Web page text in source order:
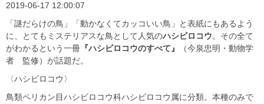
2019-06-17 12:00:07
「謎だらけの鳥」「動かなくてカッコいい鳥」と表紙にもあるよう
に、とてもミステリアスな鳥として人気のハシビロコウ。その全て
がわかるという一冊 『ハシビロコウのすべて』
（今泉忠明・動物学
者 監修）が話題だ。
〈ハシビロコウ〉
鳥類ペリカン目ハシビロコウ科ハシビロコウ属に分類。本種のみで